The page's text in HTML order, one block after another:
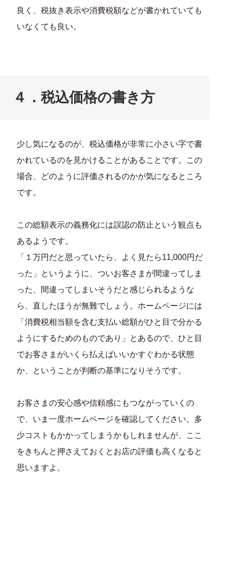
良く、税抜き表示や消費税額などが書かれていても
いなくても良い。
４．税込価格の書き方
少し気になるのが、税込価格が非常に小さい字で書
かれているのを見かけることがあることです。この
場合、どのように評価されるのかが気になるところ
です。
この総額表示の義務化には誤認の防止という観点も
あるようです。
「１万円だと思っていたら、よく見たら11,000円だ
った」というように、ついお客さまが間違ってしま
った、間違ってしまいそうだと感じられるような
ら、直したほうが無難でしょう。ホームページには
「消費税相当額を含む支払い総額がひと目で分かる
ようにするためのものであり」とあるので、ひと目
でお客さまがいくら払えばいいかすぐわかる状態
か、ということが判断の基準になりそうです。
お客さまの安心感や信頼感にもつながっていくの
で、いま一度ホームページを確認してください。多
少コストもかかってしまうかもしれませんが、ここ
をきちんと押さえておくとお店の評価も高くなると
思いますよ。